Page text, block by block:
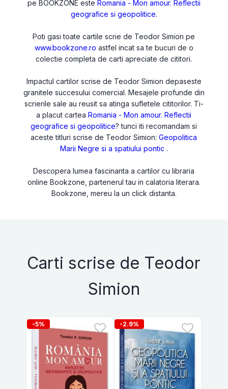
pe BOOKZONE este Romania - Mon amour. Reflectii
geografice si geopolitice.
Poti gasi toate cartile scrie de Teodor Simion pe
www.bookzone.ro astfel incat sa te bucuri de o
colectie completa de carti apreciate de cititori.
Impactul cartilor scrise de Teodor Simion depaseste
granitele succesului comercial. Mesajele profunde din
scrierile sale au reusit sa atinga sufletele cititorilor. Ti-
a placut carteaRomania - Mon amour. Reflectii
geografice si geopolitice? tunci iti recomandam si
aceste titluri scrise de Teodor Simion:Geopolitica
Marii Negre si a spatiului pontic .
Descopera lumea fascinanta a cartilor cu libraria
online Bookzone, partenerul tau in calatoria literara.
Bookzone, mereu la un click distanta.
Carti scrise de Teodor
Simion
-5% -2.9%